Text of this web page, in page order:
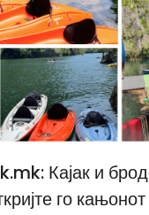
Кајак и
го